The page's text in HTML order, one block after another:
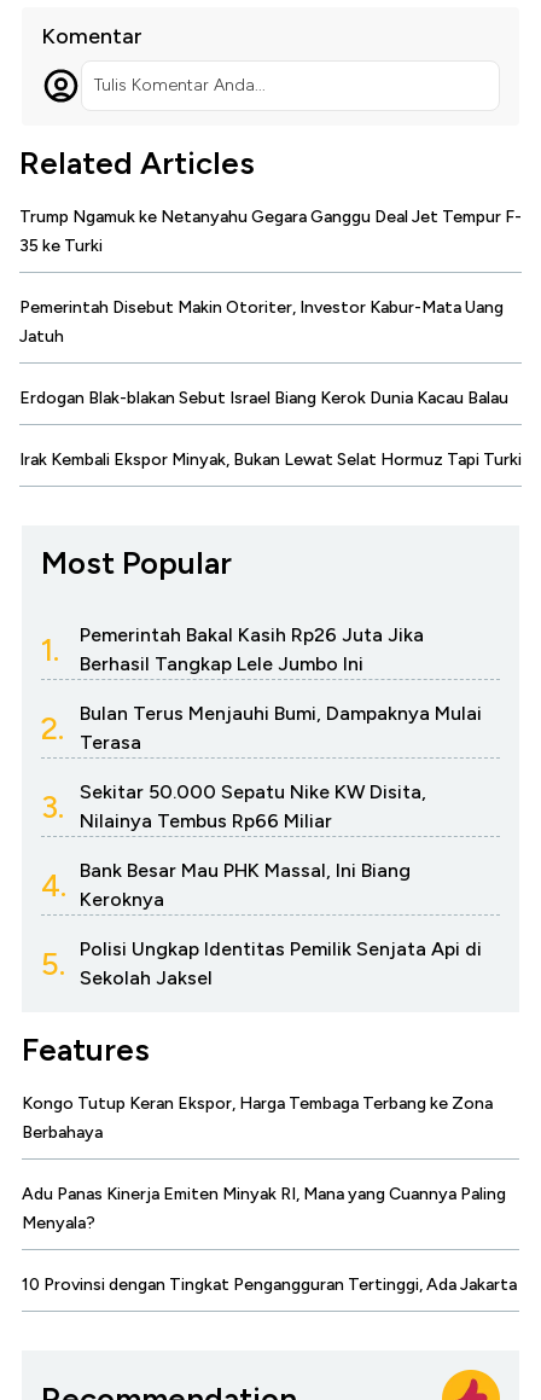
Komentar
Tulis Komentar Anda...
Related Articles
Trump Ngamuk ke Netanyahu Gegara Ganggu Deal Jet Tempur F-
35 ke Turki
Pemerintah Disebut Makin Otoriter, Investor Kabur-Mata Uang
Jatuh
Erdogan Blak-blakan Sebut Israel Biang Kerok Dunia Kacau Balau
Irak Kembali Ekspor Minyak, Bukan Lewat Selat Hormuz Tapi Turki
Most Popular
1.
Pemerintah Bakal Kasih Rp26 Juta Jika
Berhasil Tangkap Lele Jumbo Ini
2.
Bulan Terus Menjauhi Bumi, Dampaknya Mulai
Terasa
3.
Sekitar 50.000 Sepatu Nike KW Disita,
Nilainya Tembus Rp66 Miliar
4.
Bank Besar Mau PHK Massal, Ini Biang
Keroknya
5.
Polisi Ungkap Identitas Pemilik Senjata Api di
Sekolah Jaksel
Features
Kongo Tutup Keran Ekspor, Harga Tembaga Terbang ke Zona
Berbahaya
Adu Panas Kinerja Emiten Minyak RI, Mana yang Cuannya Paling
Menyala?
10 Provinsi dengan Tingkat Pengangguran Tertinggi, Ada Jakarta